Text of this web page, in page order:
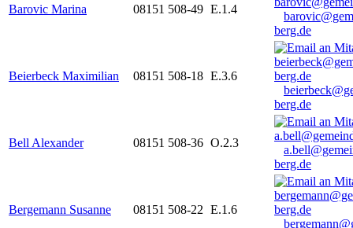
Barovic Marina 08151 508-49 E.1.4
berg.de
Beierbeck Maximilian 08151 508-18 E.3.6
berg.de
Bell Alexander 08151 508-36 O.2.3
berg.de
Bergemann Susanne 08151 508-22 E.1.6